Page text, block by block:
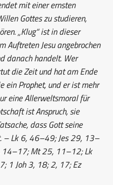
mit einer ernsten
Gottes zu studieren,
„Klug“ ist in dieser
Auftreten Jesu angebrochen
danach handelt. Wer
die Zeit und hat am Ende
ein Prophet, und er ist mehr
eine Allerweltsmoral für
ist Anspruch, sie
dass Gott seine
– Lk 6, 46–49; Jes 29, 13–
14–17; Mt 25, 11–12; Lk
1 Joh 3, 18; 2, 17; Ez